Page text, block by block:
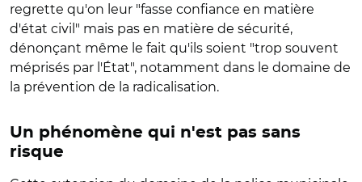
regrette qu'on leur "fasse confiance en matière
d'état civil" mais pas en matière de sécurité,
dénonçant même le fait qu'ils soient "trop souvent
méprisés par l'État", notamment dans le domaine de
la prévention de la radicalisation.
Un phénomène qui n'est pas sans
risque